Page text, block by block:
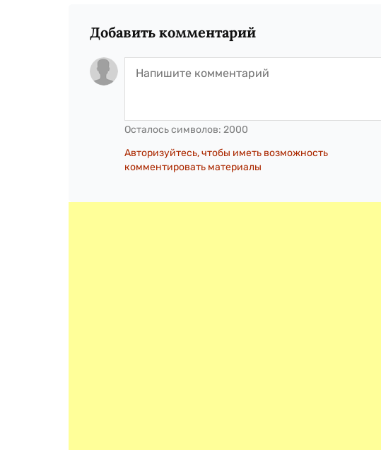
Добавить комментарий
Осталось символов: 2000
Авторизуйтесь, чтобы иметь возможность
комментировать материалы